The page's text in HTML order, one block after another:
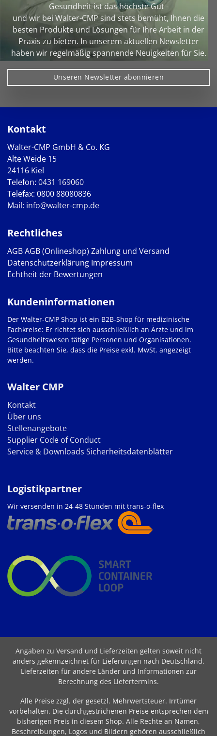
Gesundheit ist das höchste Gut -
und wir bei Walter‑CMP sind stets bemüht, Ihnen die
besten Produkte und Lösungen für Ihre Arbeit in der
Praxis zu bieten. In unserem aktuellen Newsletter
haben wir regelmäßig spannende Neuigkeiten für Sie.
Unseren Newsletter abonnieren
Kontakt
Walter-CMP GmbH & Co. KG
Alte Weide 15
24116 Kiel
Telefon: 0431 169060
Telefax: 0800 88080836
Mail: info@walter-cmp.de
Rechtliches
AGBAGB (Onlineshop) Zahlung und Versand
Datenschutzerklärung Impressum
Echtheit der Bewertungen
Walter CMP
Kontakt
Über uns
Stellenangebote
Supplier Code of Conduct
Service & Downloads Sicherheitsdatenblätter
Kundeninformationen
Der Walter-CMP Shop ist ein B2B-Shop für medizinische
Fachkreise: Er richtet sich ausschließlich an Ärzte und im
Gesundheitswesen tätige Personen und Organisationen.
Bitte beachten Sie, dass die Preise exkl. MwSt. angezeigt
werden.
Logistikpartner
Wir versenden in 24-48 Stunden mit trans-o-flex
Angaben zu Versand und Lieferzeiten gelten soweit nicht
anders gekennzeichnet für Lieferungen nach Deutschland.
Lieferzeiten für andere Länder und Informationen zur
Berechnung des Liefertermins.
Alle Preise zzgl. der gesetzl. Mehrwertsteuer. Irrtümer
vorbehalten. Die durchgestrichenen Preise entsprechen dem
bisherigen Preis in diesem Shop. Alle Rechte an Namen,
Beschreibungen, Logos und Bildern gehören ausschließlich